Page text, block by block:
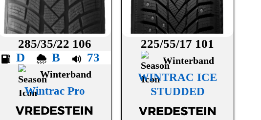
285/35/22 106
D
B 73
Winterband
Wintrac Pro
VREDESTEIN
225/55/17 101
Winterband
WINTRAC ICE
STUDDED
VREDESTEIN